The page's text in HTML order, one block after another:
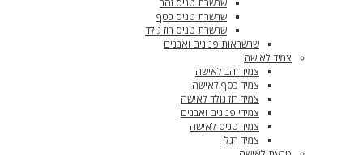
שרשרת טניס זהב
שרשרת טניס כסף
שרשרת טניס רוז גולד
שרשראות פנינים ואבנים
צמיד לאישה
צמיד זהב לאישה
צמיד כסף לאישה
צמיד רוז גולד לאישה
צמידי פנינים ואבנים
צמיד טניס לאישה
צמיד רגל